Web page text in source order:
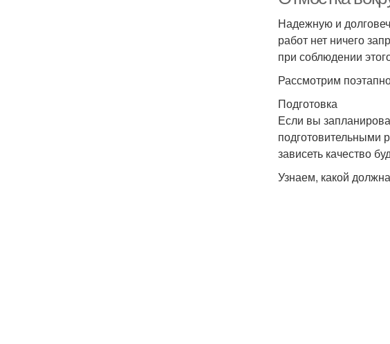
Надежную и
работ нет ничего
при соблюдении
Рассмотрим
Подготовка
Если вы
подготовительными
зависеть качество
Узнаем, какой